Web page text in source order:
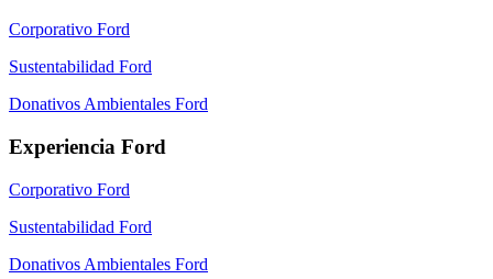
Corporativo Ford
Sustentabilidad Ford
Donativos Ambientales Ford
Experiencia Ford
Corporativo Ford
Sustentabilidad Ford
Donativos Ambientales Ford